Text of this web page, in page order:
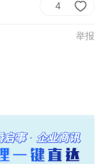
4
举报